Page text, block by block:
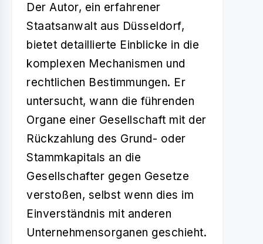
Der Autor, ein erfahrener
Staatsanwalt aus Düsseldorf,
bietet detaillierte Einblicke in die
komplexen Mechanismen und
rechtlichen Bestimmungen. Er
untersucht, wann die führenden
Organe einer Gesellschaft mit der
Rückzahlung des Grund- oder
Stammkapitals an die
Gesellschafter gegen Gesetze
verstoßen, selbst wenn dies im
Einverständnis mit anderen
Unternehmensorganen geschieht.